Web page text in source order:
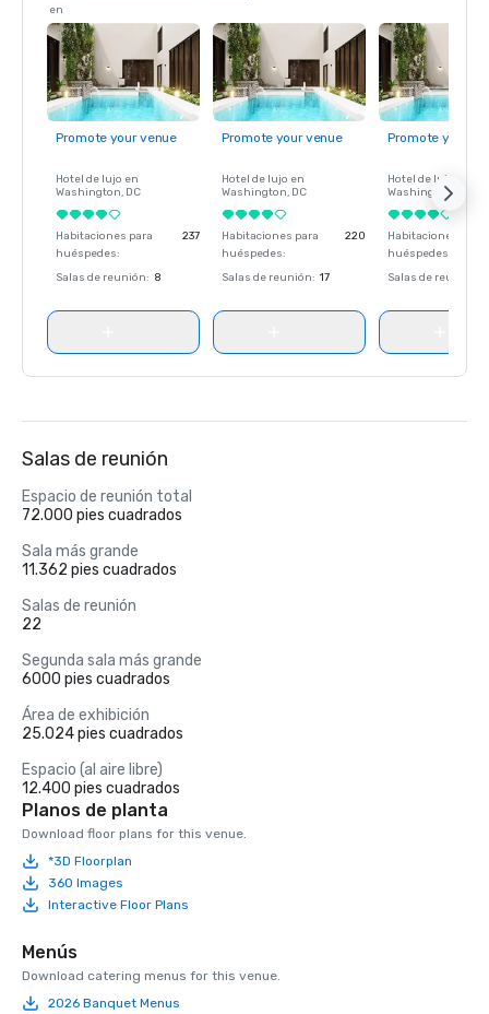
en
Promote your venue
Hotel de lujo en
Washington, DC
Habitaciones para
huéspedes:
237
Salas de reunión: 8
Promote your venue
Hotel de lujo en
Washington, DC
Habitaciones para
huéspedes:
220
Salas de reunión: 17
Promote your
Hotel de lujo en
Washington
Habitaciones para
huéspedes
Salas de reunión
Salas de reunión
Espacio de reunión total
72.000 pies cuadrados
Sala más grande
11.362 pies cuadrados
Salas de reunión
22
Segunda sala más grande
6000 pies cuadrados
Área de exhibición
25.024 pies cuadrados
Espacio (al aire libre)
12.400 pies cuadrados
Planos de planta
Download floor plans for this venue.
*3D Floorplan
360 Images
Interactive Floor Plans
Menús
Download catering menus for this venue.
2026 Banquet Menus